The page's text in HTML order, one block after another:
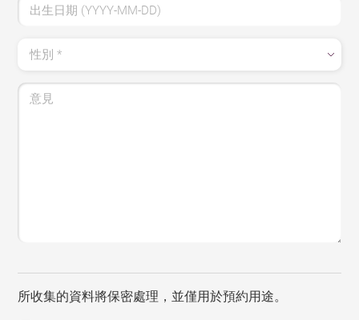
出生日期 (YYYY-MM-DD)
性別 *
意見
所收集的資料將保密處理，並僅用於預約用途。